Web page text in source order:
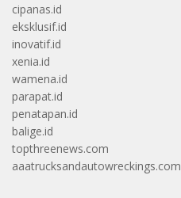
cipanas.id
eksklusif.id
inovatif.id
xenia.id
wamena.id
parapat.id
penatapan.id
balige.id
topthreenews.com
aaatrucksandautowreckings.com